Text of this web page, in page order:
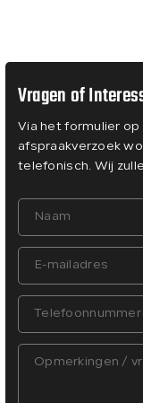
Vragen of
Via het formulier op
afspraakverzoek
telefonisch. Wij